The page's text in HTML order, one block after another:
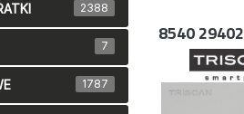
8540 29402
2388
7
1787